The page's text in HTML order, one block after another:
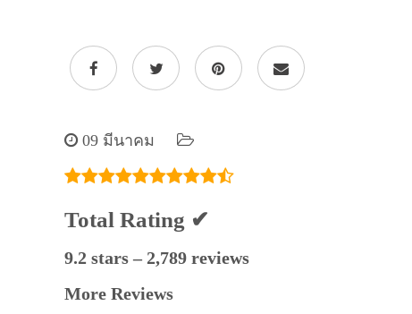
09 มีนาคม
Total Rating ✔
9.2 stars – 2,789 reviews
More Reviews